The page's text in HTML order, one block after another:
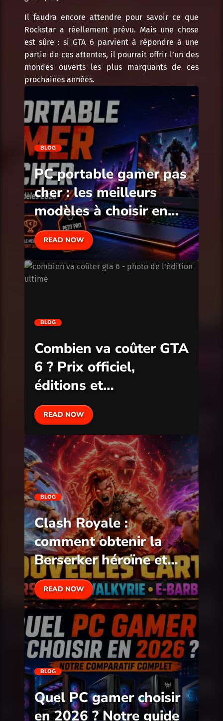
Il faudra encore attendre pour savoir ce que
Rockstar a réellement prévu. Mais une chose
est sûre : siGTA 6 parvient à répondre à une
partie de ces attentes, il pourrait offrir l’un des
mondes ouverts les plus marquants de ces
prochaines années.
BLOG
PC portable gamer pas
cher : les meilleurs
modèles à choisir en
2026
READ NOW
BLOG
Combien va coûter GTA
6 ? Prix officiel,
éditions et
précommande
READ NOW
BLOG
Clash Royale :
comment obtenir la
Berserker héroïne et
tout savoir sur la mise
à jour d’août
READ NOW
BLOG
Quel PC gamer choisir
en 2026 ? Notre guide